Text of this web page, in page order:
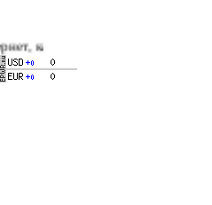
цифровое и кабельное